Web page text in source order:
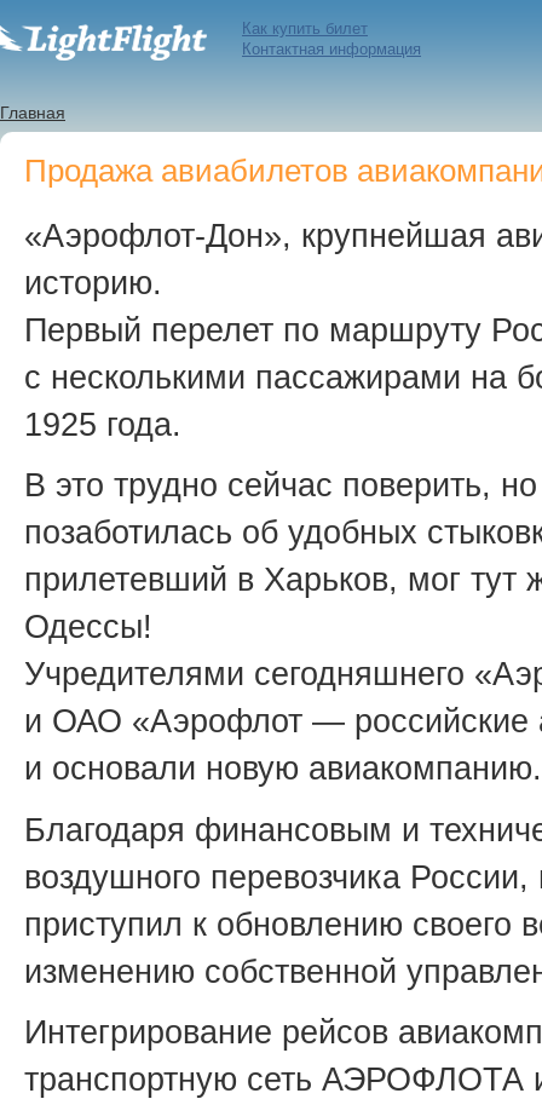
Как купить билет
Контактная информация
Главная
Продажа авиабилетов
«Аэрофлот-Дон», крупнейшая
историю.
Первый перелет по маршруту
с несколькими пассажирами на
1925 года.
В это трудно сейчас поверить,
позаботилась об удобных
прилетевший в Харьков, мог тут
Одессы!
Учредителями сегодняшнего
и ОАО «Аэрофлот — российские
и основали новую авиакомпанию.
Благодаря финансовым и
воздушного перевозчика
приступил к обновлению своего
изменению собственной
Интегрирование рейсов
транспортную сеть АЭРОФЛОТА